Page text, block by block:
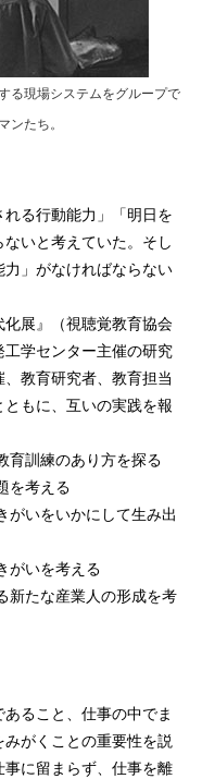
る現場システムをグループで
ンたち。
る行動能力」「明日を
いと考えていた。そし
」がなければならない
展』（視聴覚教育協会
学センター主催の研究
教育研究者、教育担当
もに、互いの実践を報
練のあり方を探る
考える
をいかにして生み出
いを考える
な産業人の形成を考
ること、仕事の中でま
がくことの重要性を説
に留まらず、仕事を離